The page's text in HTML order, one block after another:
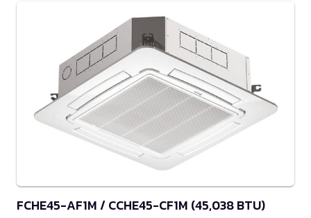
FCHE45-AF1M / CCHE45-CF1M (45,038 BTU)